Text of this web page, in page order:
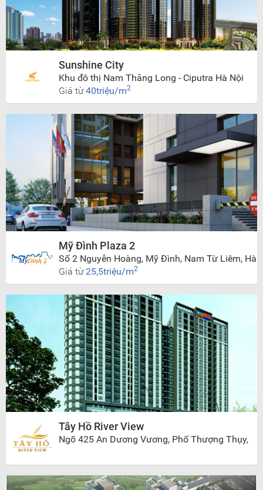
Sunshine City
Khu đô thị Nam Thăng Long - Ciputra Hà Nội
Giá từ40triệu/m2
Mỹ Đình Plaza 2
Số 2 Nguyễn Hoàng, Mỹ Đình, Nam Từ Liêm, Hà
Nội
Giá từ 25,5triệu/m2
Tây Hồ River View
Ngõ 425 An Dương Vương, Phố Thượng Thụy,